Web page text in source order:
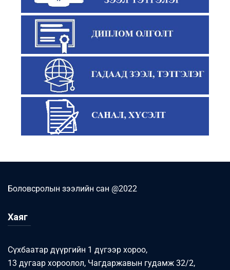
Боловсролын зээлийн сан @2022
Хаяг
Сүхбаатар дүүргийн 1 дүгээр хороо,
13 дугаар хороолол, Чагдаржавын гудамж 32/2,